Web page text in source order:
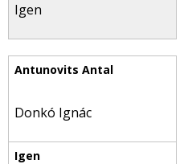
Igen
Donkó Ignác